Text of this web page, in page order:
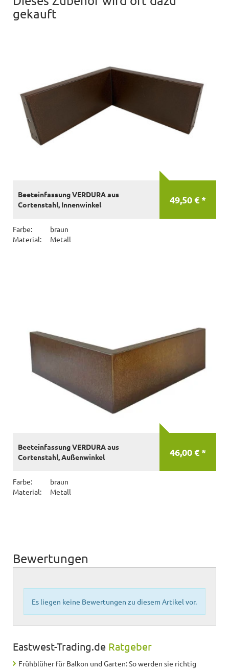
gekauft
49,50 € *
Beeteinfassung VERDURA aus
Cortenstahl, Innenwinkel
Farbe:
braun
Material:
Metall
46,00 € *
Beeteinfassung VERDURA aus
Cortenstahl, Außenwinkel
Farbe:
braun
Material:
Metall
Bewertungen
Es liegen keine Bewertungen zu diesem Artikel vor.
Eastwest-Trading.de Ratgeber
Frühblüher für Balkon und Garten: So werden sie richtig